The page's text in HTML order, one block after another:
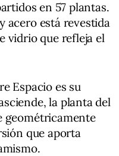
en 57 plantas.
acero está revestida
vidrio que refleja el
Espacio es su
la planta del
geométricamente
que aporta